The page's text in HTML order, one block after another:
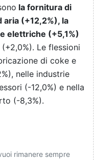
la fornitura di
(+12,2%), la
elettriche (+5,1%)
Le flessioni
di coke e
nelle industrie
(-12,0%) e nella
(-8,3%).
rimanere sempre